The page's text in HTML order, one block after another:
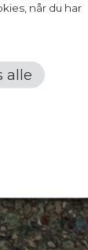
når du har
alle